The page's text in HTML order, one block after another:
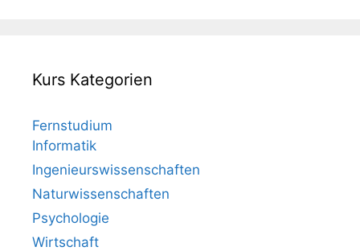
Kurs Kategorien
Fernstudium
Informatik
Ingenieurswissenschaften
Naturwissenschaften
Psychologie
Wirtschaft